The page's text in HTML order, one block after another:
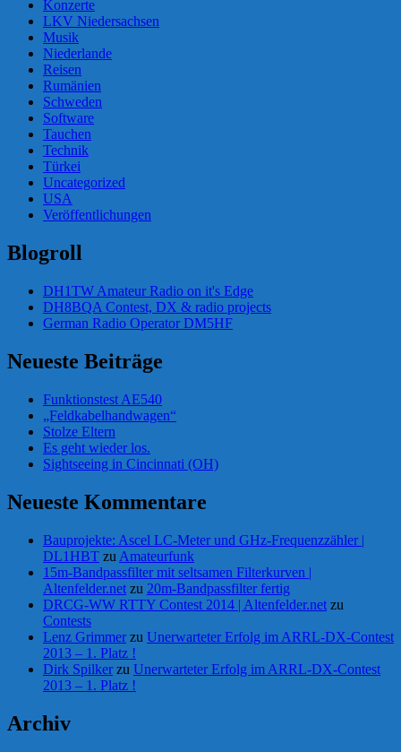
Konzerte
LKV Niedersachsen
Musik
Niederlande
Reisen
Rumänien
Schweden
Software
Tauchen
Technik
Türkei
Uncategorized
USA
Veröffentlichungen
Blogroll
DH1TW Amateur Radio on it's Edge
DH8BQA Contest, DX & radio projects
German Radio Operator DM5HF
Neueste Beiträge
Funktionstest AE540
„Feldkabelhandwagen“
Stolze Eltern
Es geht wieder los.
Sightseeing in Cincinnati (OH)
Neueste Kommentare
Bauprojekte: Ascel LC-Meter und GHz-Frequenzzähler |
DL1HBT zu Amateurfunk
15m-Bandpassfilter mit seltsamen Filterkurven |
Altenfelder.net zu 20m-Bandpassfilter fertig
DRCG-WW RTTY Contest 2014 | Altenfelder.net zu
Contests
Lenz Grimmer zu Unerwarteter Erfolg im ARRL-DX-Contest
2013 – 1. Platz !
Dirk Spilker zu Unerwarteter Erfolg im ARRL-DX-Contest
2013 – 1. Platz !
Archiv